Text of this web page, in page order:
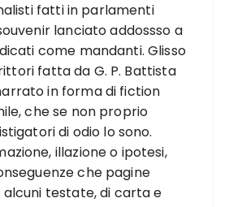
fatti in parlamenti
lanciato addossso a
come mandanti. Glisso
fatta da G. P. Battista
in forma di fiction
che se non proprio
di odio lo sono.
illazione o ipotesi,
che pagine
alcuni testate, di carta e